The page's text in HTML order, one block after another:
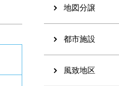
地図分譲
都市施設
風致地区